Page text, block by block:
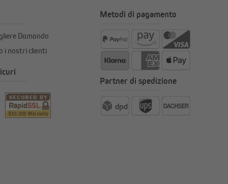
Domondo
i nostri clienti
Metodi di pagamento
Partner di spedizione